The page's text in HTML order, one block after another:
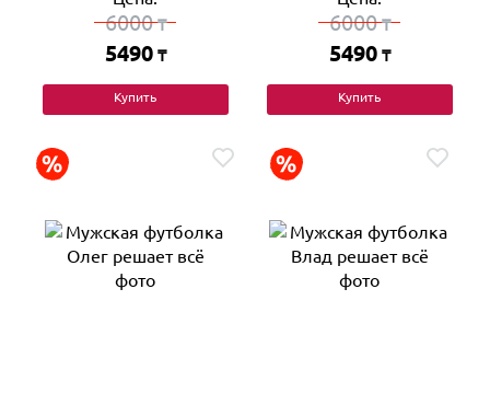
6000₸
5490 ₸
Купить
6000₸
5490 ₸
Купить